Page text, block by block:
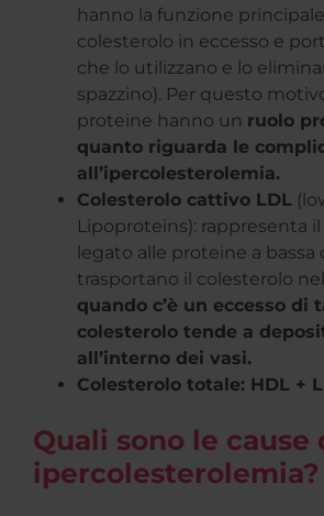
hanno la funzione
colesterolo in eccesso e
che lo utilizzano e lo
spazzino). Per questo
proteine hanno un ruolo
quanto riguarda le
all’ipercolesterolemia.
Colesterolo cattivo LDL
Lipoproteins): rappresenta
legato alle proteine a bassa
trasportano il colesterolo
quando c’è un eccesso di
colesterolo tende a
all’interno dei vasi.
Colesterolo totale: HDL +
Quali sono le cause
ipercolesterolemia?